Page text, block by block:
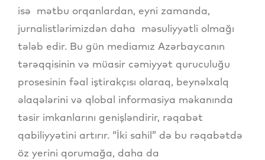
isə mətbu orqanlardan, eyni zamanda,
jurnalistlərimizdən daha məsuliyyətli olmağı
tələb edir. Bu gün mediamız Azərbaycanın
tərəqqisinin və müasir cəmiyyət quruculuğu
prosesinin fəal iştirakçısı olaraq, beynəlxalq
əlaqələrini və qlobal informasiya məkanında
təsir imkanlarını genişləndirir, rəqabət
qabiliyyətini artırır. “İki sahil” də bu rəqabətdə
öz yerini qorumağa, daha da